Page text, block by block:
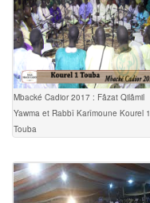
Mbacké Cadior 2017 : Fâzat Qilâmil
Yawma et Rabbî Karîmoune Kourel 1
Touba